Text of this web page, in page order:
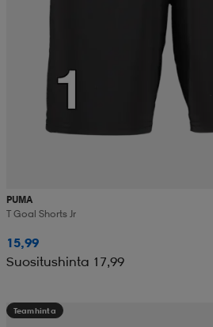
PUMA
T Goal Shorts Jr
15,99
Suositushinta 17,99
Teamhinta